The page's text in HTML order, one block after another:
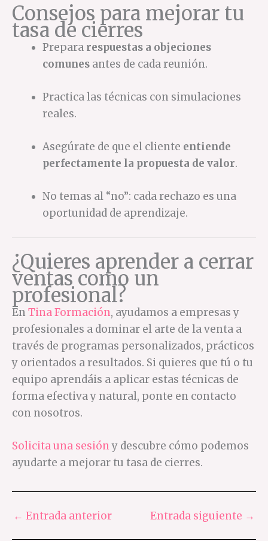
Consejos para mejorar tu
tasa de cierres
Prepara respuestas a objeciones
comunes antes de cada reunión.
Practica las técnicas con simulaciones
reales.
Asegúrate de que el cliente entiende
perfectamente la propuesta de valor.
No temas al “no”: cada rechazo es una
oportunidad de aprendizaje.
¿Quieres aprender a cerrar
ventas como un
profesional?
En Tina Formación, ayudamos a empresas y
profesionales a dominar el arte de la venta a
través de programas personalizados, prácticos
y orientados a resultados. Si quieres que tú o tu
equipo aprendáis a aplicar estas técnicas de
forma efectiva y natural, ponte en contacto
con nosotros.
Solicita una sesióny descubre cómo podemos
ayudarte a mejorar tu tasa de cierres.
← Entrada anterior Entrada siguiente →